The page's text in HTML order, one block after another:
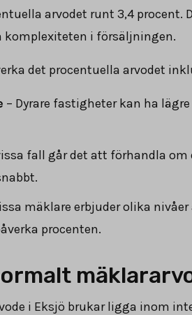
arvodet runt 3,4 procent.
komplexiteten i försäljningen.
det procentuella arvodet
– Dyrare fastigheter kan ha
fall går det att förhandla
mäklare erbjuder olika
procenten.
i Eksjö brukar ligga inom